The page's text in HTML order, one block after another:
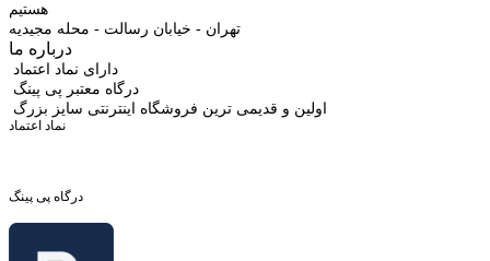
هستیم
تهران - خیابان رسالت - محله مجیدیه
درباره ما
دارای نماد اعتماد
درگاه معتبر پی پینگ
اولین و قدیمی ترین فروشگاه اینترنتی سایز بزرگ
نماد اعتماد
درگاه پی پینگ